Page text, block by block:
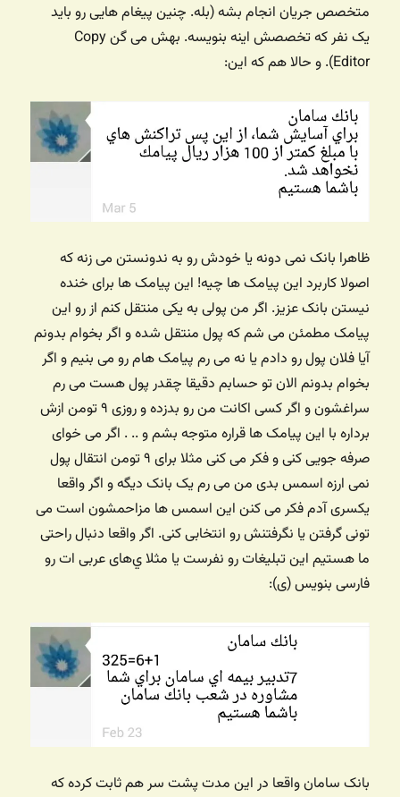
متخصص جریان انجام بشه (بله. چنین پیغام هایی رو باید
یک نفر که تخصصش اینه بنویسه. بهش می گن Copy
Editor). و حالا هم که این:
ظاهرا بانک نمی دونه یا خودش رو به ندونستن می زنه که
اصولا کاربرد این پیامک ها چیه! این پیامک ها برای خنده
نیستن بانک عزیز. اگر من پولی به یکی منتقل کنم از رو این
پیامک مطمئن می شم که پول منتقل شده و اگر بخوام بدونم
آیا فلان پول رو دادم یا نه می رم پیامک هام رو می بنیم و اگر
بخوام بدونم الان تو حسابم دقیقا چقدر پول هست می رم
سراغشون و اگر کسی اکانت من رو بدزده و روزی ۹ تومن ازش
برداره با این پیامک ها قراره متوجه بشم و .. . اگر می خوای
صرفه جویی کنی و فکر می کنی مثلا برای ۹ تومن انتقال پول
نمی ارزه اسمس بدی من می رم یک بانک دیگه و اگر واقعا
یکسری آدم فکر می کنن این اسمس ها مزاحمشون است می
تونی گرفتن یا نگرفتنش رو انتخابی کنی. اگر واقعا دنبال راحتی
ما هستیم این تبلیغات رو نفرست یا مثلا ي‌های عربی ات رو
فارسی بنویس (ی):
بانک سامان واقعا در این مدت پشت سر هم ثابت کرده که